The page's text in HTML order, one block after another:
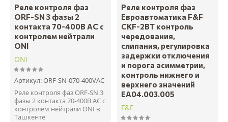
Реле контроля фаз
ORF-SN 3 фазы 2
контакта 70-400В AC с
контролем нейтрали
ONI
ONI
Артикул:ORF-SN-070-400VAC
Реле контроля фаз ORF-SN 3
фазы 2 контакта 70-400В AC с
контролем нейтрали ONI в
Ташкенте
Реле контроля фаз
Евроавтоматика F&F
CKF-2BT контроль
чередования,
слипания, регулировка
задержки отключения
и порога асимметрии,
контроль нижнего и
верхнего значений
EA04.003.005
F&F